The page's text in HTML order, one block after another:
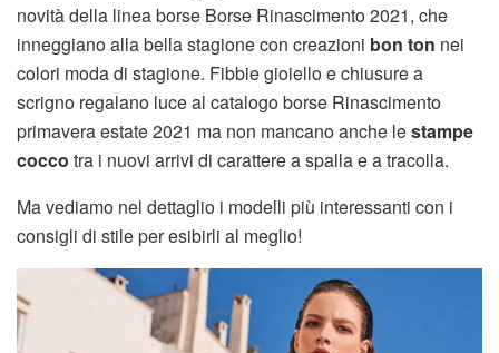
novità della linea borse Borse Rinascimento 2021, che
inneggiano alla bella stagione con creazioni bon ton nei
colori moda di stagione. Fibbie gioiello e chiusure a
scrigno regalano luce al catalogo borse Rinascimento
primavera estate 2021 ma non mancano anche lestampe
cocco tra i nuovi arrivi di carattere a spalla e a tracolla.
Ma vediamo nel dettaglio i modelli più interessanti con i
consigli di stile per esibirli al meglio!